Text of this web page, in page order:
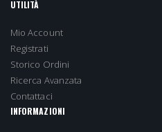
UTILITÀ
Mio Account
Registrati
Storico Ordini
Ricerca Avanzata
Contattaci
INFORMAZIONI